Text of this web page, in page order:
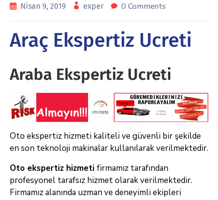
Nisan 9, 2019 exper 0 Comments
Araç Ekspertiz Ucreti
Araba Ekspertiz Ucreti
Oto ekspertiz hizmeti kaliteli ve güvenli bir şekilde
en son teknoloji makinalar kullanılarak verilmektedir.
Oto ekspertiz hizmeti firmamız tarafından
profesyonel tarafsız hizmet olarak verilmektedir.
Firmamız alanında uzman ve deneyimli ekipleri